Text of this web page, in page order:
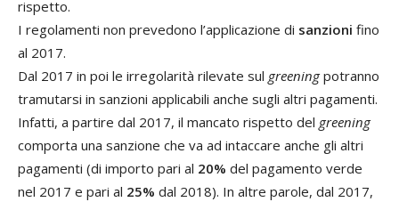
rispetto.
I regolamenti non prevedono l’applicazione di sanzioni fino
al 2017.
Dal 2017 in poi le irregolarità rilevate sul greeningpotranno
tramutarsi in sanzioni applicabili anche sugli altri pagamenti.
Infatti, a partire dal 2017, il mancato rispetto del greening
comporta una sanzione che va ad intaccare anche gli altri
pagamenti (di importo pari al 20% del pagamento verde
nel 2017 e pari al 25% dal 2018). In altre parole, dal 2017,